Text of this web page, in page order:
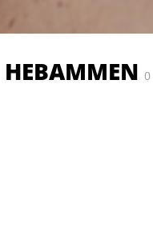
HEBAMMEN